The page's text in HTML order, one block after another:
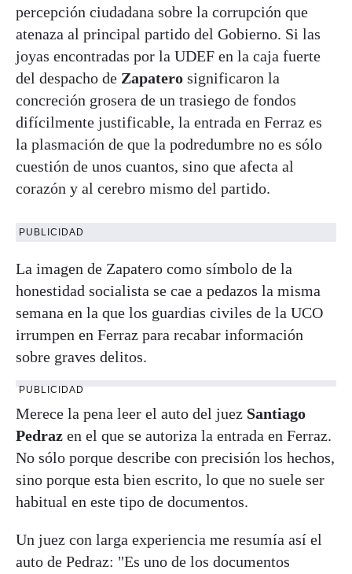
percepción ciudadana sobre la corrupción que
atenaza al principal partido del Gobierno. Si las
joyas encontradas por la UDEF en la caja fuerte
del despacho de Zapatero significaron la
concreción grosera de un trasiego de fondos
difícilmente justificable, la entrada en Ferraz es
la plasmación de que la podredumbre no es sólo
cuestión de unos cuantos, sino que afecta al
corazón y al cerebro mismo del partido.
PUBLICIDAD
La imagen de Zapatero como símbolo de la
honestidad socialista se cae a pedazos la misma
semana en la que los guardias civiles de la UCO
irrumpen en Ferraz para recabar información
sobre graves delitos.
PUBLICIDAD
Merece la pena leer el auto del juez Santiago
Pedraz en el que se autoriza la entrada en Ferraz.
No sólo porque describe con precisión los hechos,
sino porque esta bien escrito, lo que no suele ser
habitual en este tipo de documentos.
Un juez con larga experiencia me resumía así el
auto de Pedraz: "Es uno de los documentos